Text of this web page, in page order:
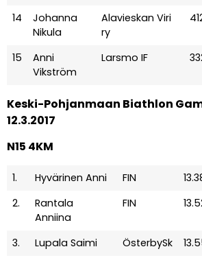
14
Johanna
Nikula
Alavieskan Viri
ry
15
Anni
Vikström
Larsmo IF
Keski-Pohjanmaan Biathlon
12.3.2017
N15 4KM
1. Hyvärinen Anni FIN
2.
Rantala
Anniina
FIN
3. Lupala Saimi ÖsterbySk